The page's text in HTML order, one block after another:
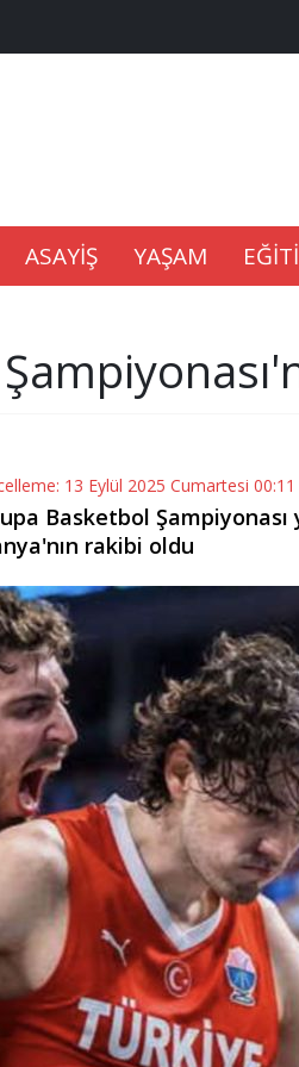
Geliyor
ASAYİŞ YAŞAM
13 Eylül 2025 Cumartesi 00:11
Basketbol
rakibi oldu